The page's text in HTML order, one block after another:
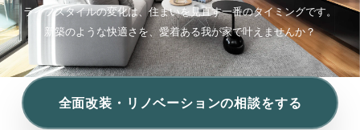
ライフスタイルの変化は、住まいを見直す一番のタイミングです。
新築のような快適さを、愛着ある我が家で叶えませんか？
全面改装・リノベーションの相談をする